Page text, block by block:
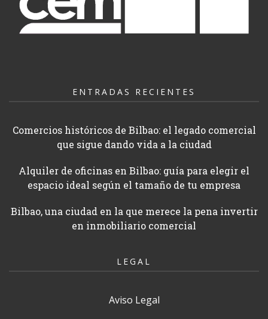
ENTRADAS RECIENTES
Comercios históricos de Bilbao: el legado comercial
que sigue dando vida a la ciudad
Alquiler de oficinas en Bilbao: guía para elegir el
espacio ideal según el tamaño de tu empresa
Bilbao, una ciudad en la que merece la pena invertir
en inmobiliario comercial
LEGAL
Aviso Legal